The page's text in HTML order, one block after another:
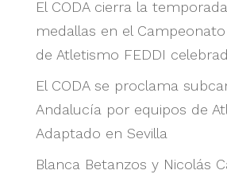
El CODA cierra la
medallas en el
de Atletismo FEDDI
El CODA se proclama
Andalucía por equipos de
Adaptado en Sevilla
Blanca Betanzos y Nicolás